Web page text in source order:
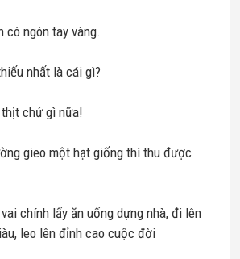
có ngón tay vàng.
nhất là cái gì?
chứ gì nữa!
gieo một hạt giống thì thu được
chính lấy ăn uống dựng nhà, đi lên
leo lên đỉnh cao cuộc đời